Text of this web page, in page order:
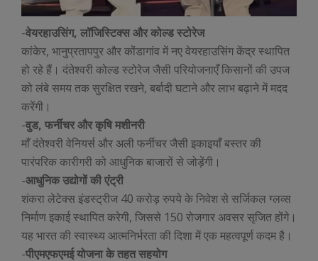
-वेयरहाउसिंग, लॉजिस्टिक्स और कोल्ड स्टोरेज
कांकेर, भानुप्रतापपुर और कोंडागांव में नए वेयरहाउसिंग केंद्र स्थापित
हो रहे हैं। दंतेश्वरी कोल्ड स्टोरेज जैसी परियोजनाएँ किसानों की उपज
को लंबे समय तक सुरक्षित रखने, बर्बादी घटाने और लाभ बढ़ाने में मदद
करेंगी।
-वुड, फर्नीचर और कृषि मशीनरी
माँ दंतेश्वरी वेनियर्स और अली फर्नीचर जैसी इकाइयाँ बस्तर की
पारंपरिक कारीगरी को आधुनिक बाजारों से जोड़ेंगी।
-आधुनिक उद्योगों की एंट्री
शंकरा लेटेक्स इंडस्ट्रीज 40 करोड़ रुपये के निवेश से सर्जिकल ग्लव्स
निर्माण इकाई स्थापित करेगी, जिससे 150 रोजगार अवसर सृजित होंगे।
यह भारत की स्वास्थ्य आत्मनिर्भरता की दिशा में एक महत्वपूर्ण कदम है।
-पीएमएफएमई योजना के तहत सहयोग